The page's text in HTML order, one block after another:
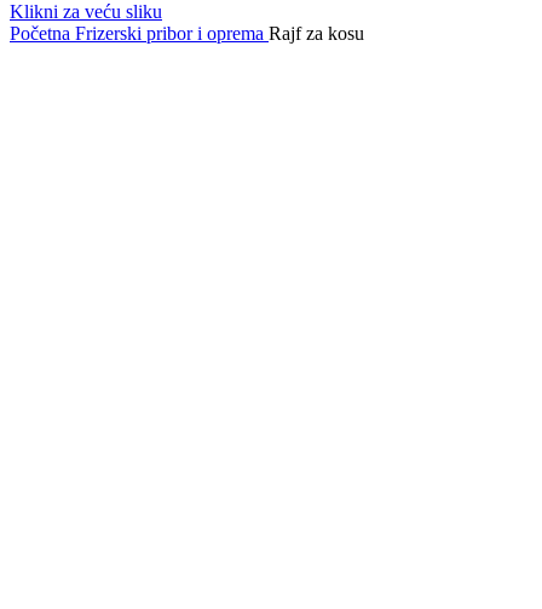
Klikni za veću sliku
Početna Frizerski pribor i oprema Rajf za kosu